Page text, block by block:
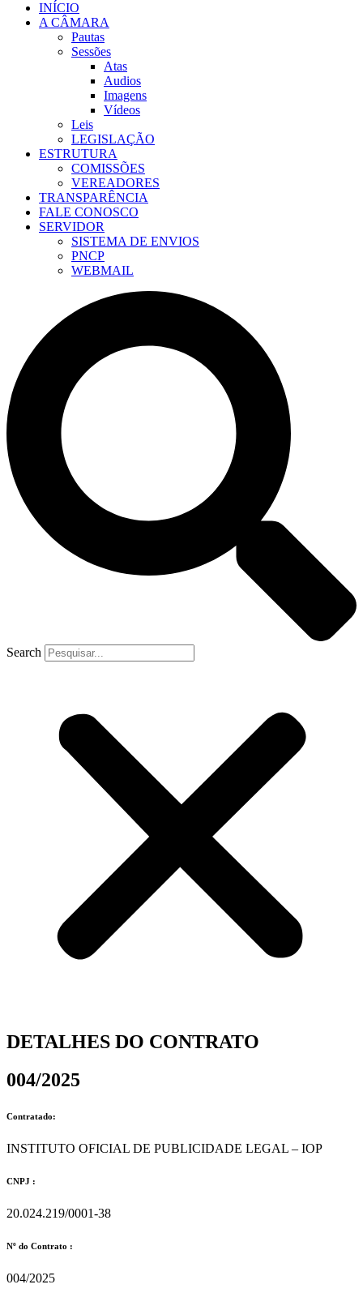
INÍCIO
A CÂMARA
Pautas
Sessões
Atas
Audios
Imagens
Vídeos
Leis
LEGISLAÇÃO
ESTRUTURA
COMISSÕES
VEREADORES
TRANSPARÊNCIA
FALE CONOSCO
SERVIDOR
SISTEMA DE ENVIOS
PNCP
WEBMAIL
Search
DETALHES DO CONTRATO​
004/2025
Contratado:
INSTITUTO OFICIAL DE PUBLICIDADE LEGAL – IOP
CNPJ :
20.024.219/0001-38
Nº do Contrato :
004/2025